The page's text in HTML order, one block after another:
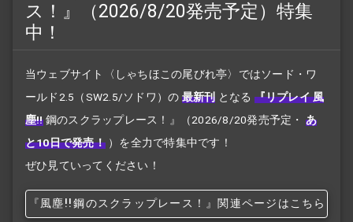
ス！』（2026/8/20発売予定）特集
中！
当ウェブサイト〈しゃちほこの尾びれ亭〉ではソード・ワ
ールド2.5（SW2.5/ソドワ）の 最新刊 となる 『リプレイ 風
塵!! 鋼のスクラップレース！』 （2026/8/20発売予定・ あ
と10日で発売！ ）を全力で特集中です！
ぜひ見ていってください！
『風塵!! 鋼のスクラップレース！』関連ページはこちら